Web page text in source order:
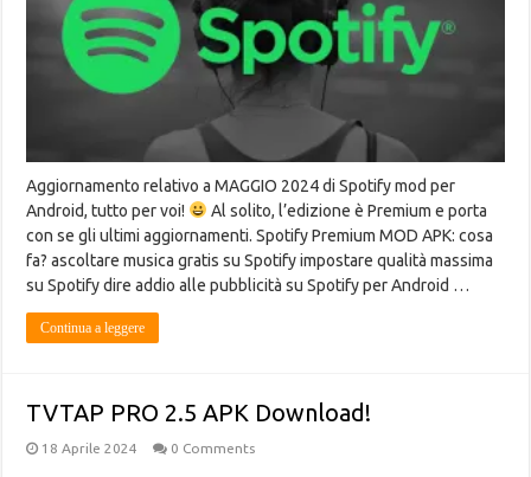
Aggiornamento relativo a MAGGIO 2024 di Spotify mod per
Android, tutto per voi!
Al solito, l’edizione è Premium e porta
con se gli ultimi aggiornamenti. Spotify Premium MOD APK: cosa
fa? ascoltare musica gratis su Spotify impostare qualità massima
su Spotify dire addio alle pubblicità su Spotify per Android …
Continua a leggere
TVTAP PRO 2.5 APK Download!
18 Aprile 2024 0 Comments